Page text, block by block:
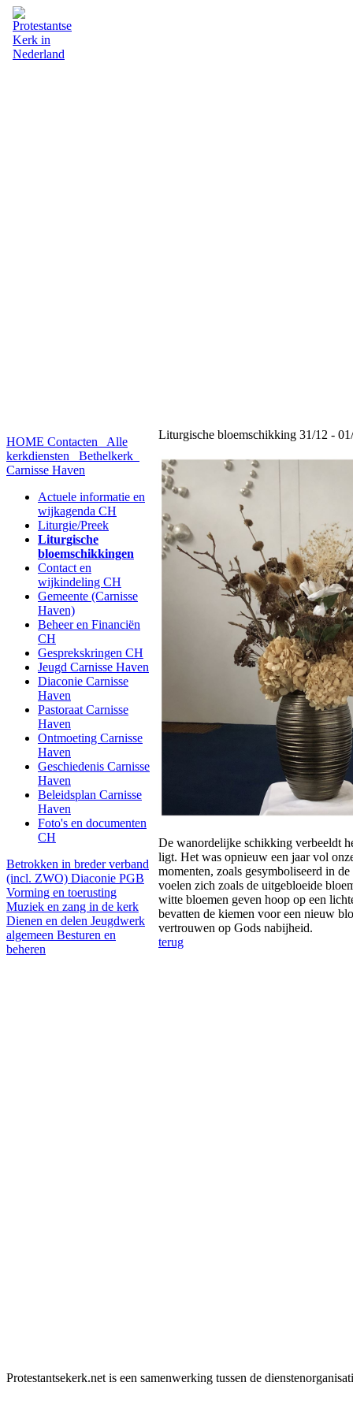
HOME Contacten
Alle
kerkdiensten
Bethelkerk
Carnisse Haven
Actuele informatie en
wijkagenda CH
Liturgie/Preek
Liturgische
bloemschikkingen
Contact en
wijkindeling CH
Gemeente (Carnisse
Haven)
Beheer en Financiën
CH
Gesprekskringen CH
Jeugd Carnisse Haven
Diaconie Carnisse
Haven
Pastoraat Carnisse
Haven
Ontmoeting Carnisse
Haven
Geschiedenis Carnisse
Haven
Beleidsplan Carnisse
Haven
Foto's en documenten
CH
Betrokken in breder verband
(incl. ZWO) Diaconie PGB
Vorming en toerusting
Muziek en zang in de kerk
Dienen en delen Jeugdwerk
algemeen Besturen en
beheren
Liturgische bloemschikking 31/12 -
De wanordelijke schikking verbeeldt
ligt. Het was opnieuw een jaar vol
momenten, zoals gesymboliseerd in
voelen zich zoals de uitgebloeide
witte bloemen geven hoop op een
bevatten de kiemen voor een nieuw
vertrouwen op Gods nabijheid.
terug
Protestantsekerk.net is een samenwerking tussen de